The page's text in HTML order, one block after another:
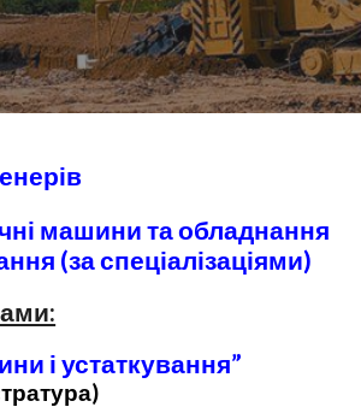
машини та обладнання
(за спеціалізаціями)
і устаткування”